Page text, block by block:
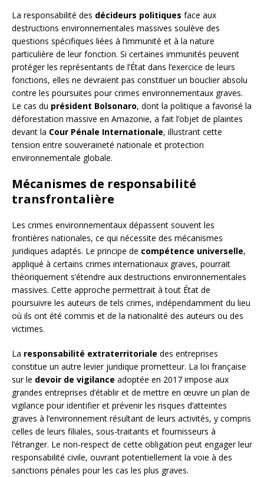
La responsabilité des décideurs politiques face aux
destructions environnementales massives soulève des
questions spécifiques liées à l’immunité et à la nature
particulière de leur fonction. Si certaines immunités peuvent
protéger les représentants de l’État dans l’exercice de leurs
fonctions, elles ne devraient pas constituer un bouclier absolu
contre les poursuites pour crimes environnementaux graves.
Le cas du président Bolsonaro, dont la politique a favorisé la
déforestation massive en Amazonie, a fait l’objet de plaintes
devant la Cour Pénale Internationale, illustrant cette
tension entre souveraineté nationale et protection
environnementale globale.
Mécanismes de responsabilité
transfrontalière
Les crimes environnementaux dépassent souvent les
frontières nationales, ce qui nécessite des mécanismes
juridiques adaptés. Le principe de compétence universelle,
appliqué à certains crimes internationaux graves, pourrait
théoriquement s’étendre aux destructions environnementales
massives. Cette approche permettrait à tout État de
poursuivre les auteurs de tels crimes, indépendamment du lieu
où ils ont été commis et de la nationalité des auteurs ou des
victimes.
La responsabilité extraterritoriale des entreprises
constitue un autre levier juridique prometteur. La loi française
sur le devoir de vigilance adoptée en 2017 impose aux
grandes entreprises d’établir et de mettre en œuvre un plan de
vigilance pour identifier et prévenir les risques d’atteintes
graves à l’environnement résultant de leurs activités, y compris
celles de leurs filiales, sous-traitants et fournisseurs à
l’étranger. Le non-respect de cette obligation peut engager leur
responsabilité civile, ouvrant potentiellement la voie à des
sanctions pénales pour les cas les plus graves.